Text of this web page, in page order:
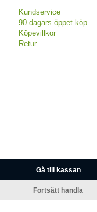
Kundservice
90 dagars öppet köp
Köpevillkor
Retur
Gå till kassan
Fortsätt handla